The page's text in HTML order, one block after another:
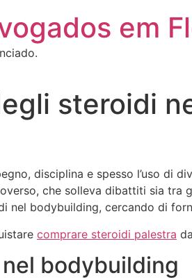
em
steroidi
disciplina e spesso l’uso di
che solleva dibattiti sia
nel bodybuilding, cercando di
comprare steroidi palestra
bodybuilding